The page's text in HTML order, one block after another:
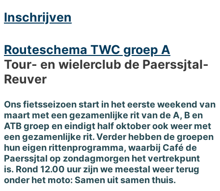
Inschrijven
Routeschema TWC groep A
Tour- en wielerclub de Paerssjtal-
Reuver
Ons fietsseizoen start in het eerste weekend van
maart met een gezamenlijke rit van de A, B en
ATB groep en eindigt half oktober ook weer met
een gezamenlijke rit. Verder hebben de groepen
hun eigen rittenprogramma, waarbij Café de
Paerssjtal op zondagmorgen het vertrekpunt
is. Rond 12.00 uur zijn we meestal weer terug
onder het moto: Samen uit samen thuis.